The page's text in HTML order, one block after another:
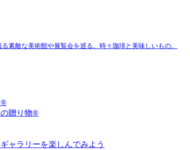
素敵な美術館や展覧会を巡る。時々珈琲と美味しいもの。
®
贈り物®
ャラリーを楽しんでみよう